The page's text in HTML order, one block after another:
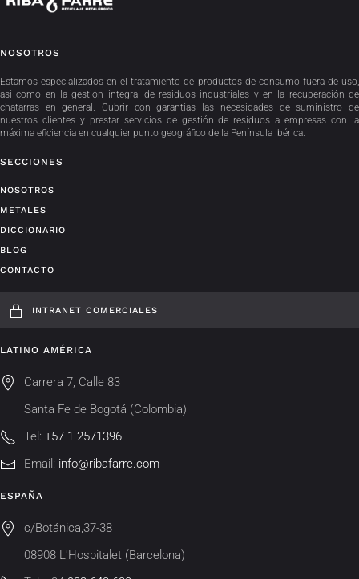
NOSOTROS
Estamos especializados en el tratamiento de productos de consumo fuera de uso,
así como en la gestión integral de residuos industriales y en la recuperación de
chatarras en general. Cubrir con garantías las necesidades de suministro de
nuestros clientes y prestar servicios de gestión de residuos a empresas con la
máxima eficiencia en cualquier punto geográfico de la Península Ibérica.
SECCIONES
NOSOTROS
METALES
DICCIONARIO
BLOG
CONTACTO
INTRANET COMERCIALES
LATINO AMÉRICA
Carrera 7, Calle 83
Santa Fe de Bogotá (Colombia)
Tel: +57 1 2571396
Email: info@ribafarre.com
ESPAÑA
c/Botánica,37-38
08908 L'Hospitalet (Barcelona)